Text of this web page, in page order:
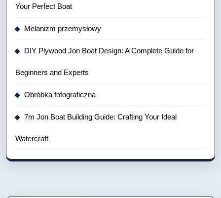
Your Perfect Boat
Melanizm przemysłowy
DIY Plywood Jon Boat Design: A Complete Guide for
Beginners and Experts
Obróbka fotograficzna
7m Jon Boat Building Guide: Crafting Your Ideal
Watercraft